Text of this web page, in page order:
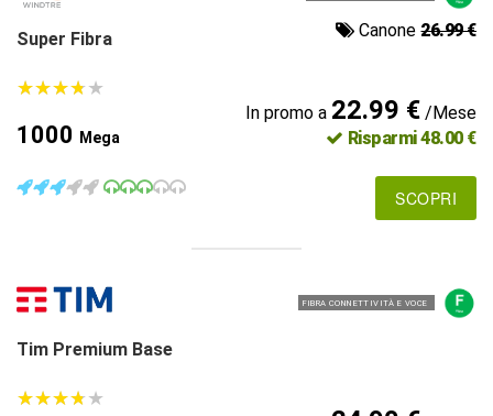
Super Fibra Canone26.99 €
★★★★★
★★★★★
1000 Mega
In promo a 22.99 €/Mese
Risparmi 48.00 €
SCOPRI
FIBRA CONNETTIVITÀ E VOCE
Tim Premium Base
★★★★★
★★★★★